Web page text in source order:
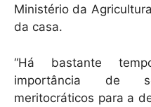
Ministério da
da casa.
“Há bastante
importância de
meritocráticos para a